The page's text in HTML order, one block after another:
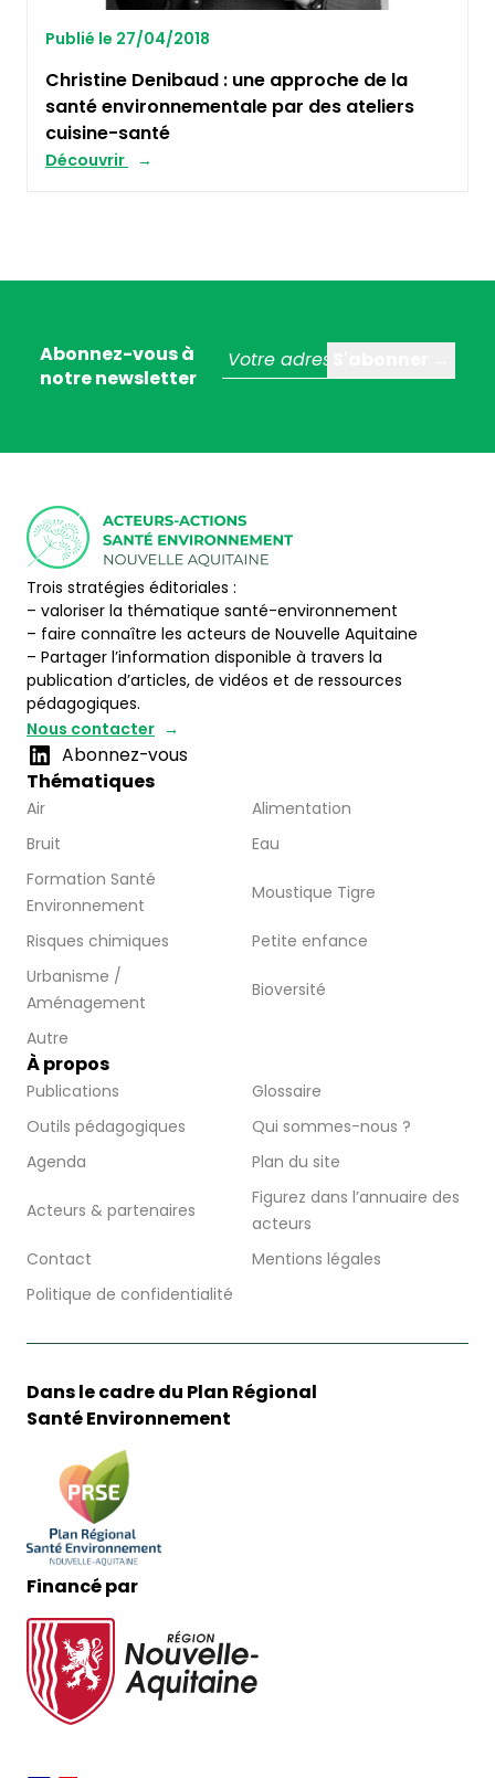
Publié le 27/04/2018
Christine Denibaud : une approche de la
santé environnementale par des ateliers
cuisine-santé
Découvrir
Abonnez-vous à
notre newsletter
Trois stratégies éditoriales :
– valoriser la thématique santé-environnement
– faire connaître les acteurs de Nouvelle Aquitaine
– Partager l’information disponible à travers la
publication d’articles, de vidéos et de ressources
pédagogiques.
Nous contacter
Abonnez-vous
Thématiques
Air
Alimentation
Bruit
Eau
Formation Santé
Environnement
Moustique Tigre
Risques chimiques
Petite enfance
Urbanisme /
Aménagement
Bioversité
Autre
À propos
Publications
Glossaire
Outils pédagogiques
Qui sommes-nous ?
Agenda
Plan du site
Acteurs & partenaires
Figurez dans l’annuaire des
acteurs
Contact
Mentions légales
Politique de confidentialité
Dans le cadre du Plan Régional
Santé Environnement
Financé par